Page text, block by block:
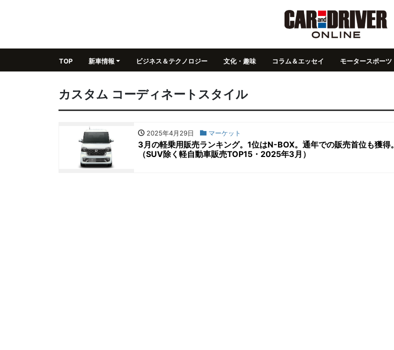
TOP 新車情報 ビジネス＆テクノロジー 文化・趣味 コラム＆エッセイ モータースポーツ
カスタム コーディネートスタイル
2025年4月29日 マーケット
3月の軽乗用販売ランキング。1位はN-BOX。通年での販売首位も獲得。
（SUV除く軽自動車販売TOP15・2025年3月）